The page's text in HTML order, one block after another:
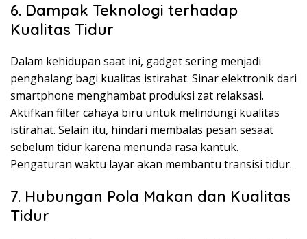
6. Dampak Teknologi terhadap
Kualitas Tidur
Dalam kehidupan saat ini, gadget sering menjadi
penghalang bagi kualitas istirahat. Sinar elektronik dari
smartphone menghambat produksi zat relaksasi.
Aktifkan filter cahaya biru untuk melindungi kualitas
istirahat. Selain itu, hindari membalas pesan sesaat
sebelum tidur karena menunda rasa kantuk.
Pengaturan waktu layar akan membantu transisi tidur.
7. Hubungan Pola Makan dan Kualitas
Tidur